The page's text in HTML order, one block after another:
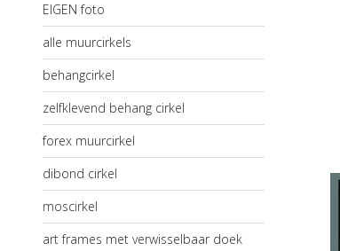
EIGEN foto
alle muurcirkels
behangcirkel
zelfklevend behang cirkel
forex muurcirkel
dibond cirkel
moscirkel
art frames met verwisselbaar doek